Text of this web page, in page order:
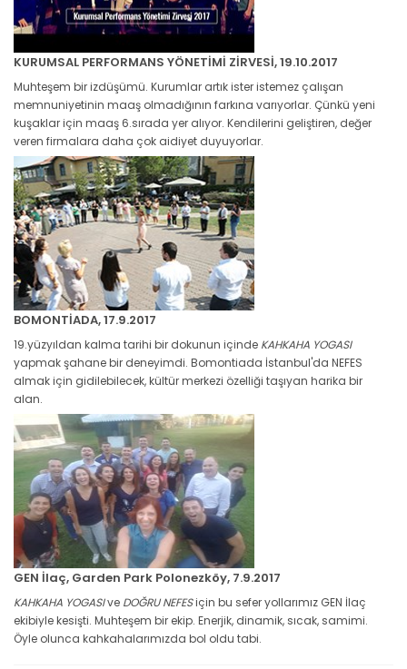
KURUMSAL PERFORMANS YÖNETİMİ ZİRVESİ, 19.10.2017
Muhteşem bir izdüşümü. Kurumlar artık ister istemez çalışan
memnuniyetinin maaş olmadığının farkına varıyorlar. Çünkü yeni
kuşaklar için maaş 6.sırada yer alıyor. Kendilerini geliştiren, değer
veren firmalara daha çok aidiyet duyuyorlar.
BOMONTİADA, 17.9.2017
19.yüzyıldan kalma tarihi bir dokunun içinde KAHKAHA YOGASI
yapmak şahane bir deneyimdi. Bomontiada İstanbul'da NEFES
almak için gidilebilecek, kültür merkezi özelliği taşıyan harika bir
alan.
GEN İlaç, Garden Park Polonezköy, 7.9.2017
KAHKAHA YOGASIve DOĞRU NEFESiçin bu sefer yollarımız GEN İlaç
ekibiyle kesişti. Muhteşem bir ekip. Enerjik, dinamik, sıcak, samimi.
Öyle olunca kahkahalarımızda bol oldu tabi.